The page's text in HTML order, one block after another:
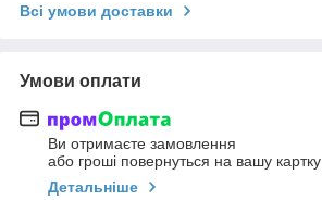
Всі умови доставки
Умови оплати
Ви отримаєте замовлення
або гроші повернуться на вашу картку
Детальніше